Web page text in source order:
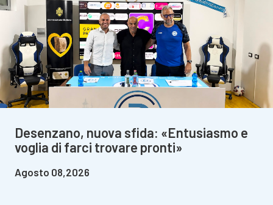
Desenzano, nuova sfida: «Entusiasmo e
voglia di farci trovare pronti»
Agosto 08,2026